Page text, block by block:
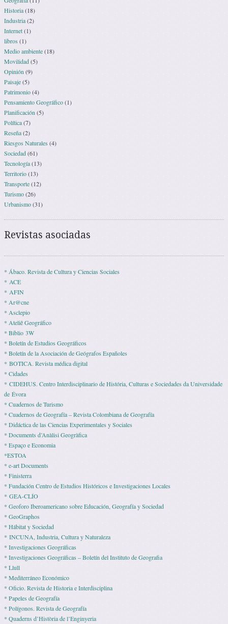
Historia(18)
Industria(2)
Internet(1)
libros (1)
Medio ambiente(18)
Movilidad(5)
Opinión (9)
Paisaje(5)
Patrimonio(4)
Pensamiento Geográfico(1)
Planificación (5)
Política(7)
Reseña(2)
Riesgos Naturales (4)
Sociedad(61)
Tecnología(13)
Territorio(13)
Transporte(12)
Turismo(26)
Urbanismo(31)
Revistas asociadas
* Ábaco. Revista de Cultura y Ciencias Sociales
* ACE
* AFIN
* Ar@cne
* Asclepio
* Ateliê Geográfico
* Biblio 3W
* Boletín de Estudios Geográficos
* Boletín de la Asociación de Geógrafos Españoles
* BOTICA. Revista médica digital
* Cidades
* CIDEHUS. Centro Interdisciplinario de História, Culturas e Sociedades da Universidade
de Évora
* Cuadernos de Turismo
* Cuadernos de Geografía – Revista Colombiana de Geografía
* Didáctica de las Ciencias Experimentales y Sociales
* Documents d’Anàlisi Geogràfica
* Espaço e Economia
*ESTOA
* e-art Documents
* Finisterra
* Fundación Centro de Estudios Históricos e Investigaciones Locales
* GEA-CLÍO
* Geoforo Iberoamericano sobre Educación, Geografía y Sociedad
* GeoGraphos
* Hábitat y Sociedad
* INCUNA, Industria, Cultura y Naturaleza
* Investigaciones Geográficas
* Investigaciones Geográficas – Boletín del Instituto de Geografia
* Llull
* Mediterráneo Económico
* Ofi­cio. Revista de His­to­ria e Interdisciplina
* Pape­les de Geografía
* Polígonos. Revista de Geografía
* Quaderns d’Història de l’Enginyeria